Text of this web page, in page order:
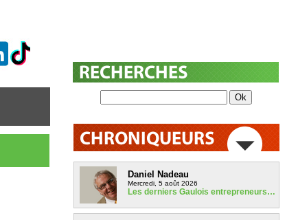
Daniel Nadeau
Mercredi, 5 août 2026
Les derniers Gaulois entrepreneurs…